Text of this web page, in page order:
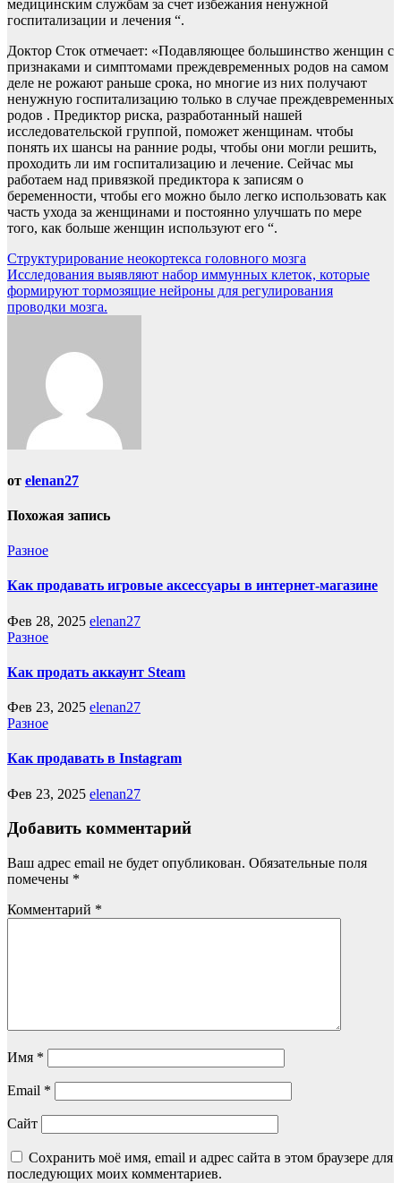
медицинским службам за счет избежания ненужной
госпитализации и лечения “.
Доктор Сток отмечает: «Подавляющее большинство женщин с
признаками и симптомами преждевременных родов на самом
деле не рожают раньше срока, но многие из них получают
ненужную госпитализацию только в случае преждевременных
родов . Предиктор риска, разработанный нашей
исследовательской группой, поможет женщинам. чтобы
понять их шансы на ранние роды, чтобы они могли решить,
проходить ли им госпитализацию и лечение. Сейчас мы
работаем над привязкой предиктора к записям о
беременности, чтобы его можно было легко использовать как
часть ухода за женщинами и постоянно улучшать по мере
того, как больше женщин используют его “.
Навигация
по
записям
Структурирование неокортекса головного мозга
Исследования выявляют набор иммунных клеток, которые
формируют тормозящие нейроны для регулирования
проводки мозга.
от elenan27
Похожая запись
Разное
Как продавать игровые аксессуары в интернет-магазине
Фев 28, 2025 elenan27
Разное
Как продать аккаунт Steam
Фев 23, 2025 elenan27
Разное
Как продавать в Instagram
Фев 23, 2025 elenan27
Добавить комментарий
Ваш адрес email не будет опубликован. Обязательные поля
помечены *
Комментарий *
Имя *
Email *
Сайт
Сохранить моё имя, email и адрес сайта в этом браузере для
последующих моих комментариев.